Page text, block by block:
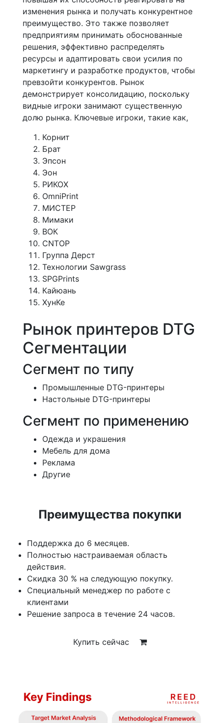
изменения рынка и получать конкурентное
преимущество. Это также позволяет
предприятиям принимать обоснованные
решения, эффективно распределять
ресурсы и адаптировать свои усилия по
маркетингу и разработке продуктов, чтобы
превзойти конкурентов. Рынок
демонстрирует консолидацию, поскольку
видные игроки занимают существенную
долю рынка. Ключевые игроки, такие как,
Корнит
Брат
Эпсон
Эон
РИКОХ
OmniPrint
МИСТЕР
Мимаки
ВОК
CNTOP
Группа Дерст
Технологии Sawgrass
SPGPrints
Кайюань
ХунКе
Рынок принтеров DTG
Сегментации
Сегмент по типу
Промышленные DTG-принтеры
Настольные DTG-принтеры
Сегмент по применению
Одежда и украшения
Мебель для дома
Реклама
Другие
Преимущества покупки
Поддержка до 6 месяцев.
Полностью настраиваемая область
действия.
Скидка 30 % на следующую покупку.
Специальный менеджер по работе с
клиентами
Решение запроса в течение 24 часов.
Купить сейчас